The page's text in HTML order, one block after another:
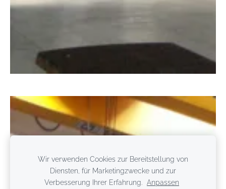
Wir verwenden Cookies zur Bereitstellung von
Diensten, für Marketingzwecke und zur
Verbesserung Ihrer Erfahrung.
Anpassen